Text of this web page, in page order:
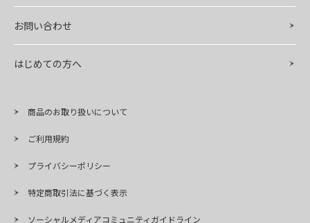
お問い合わせ
はじめての方へ
商品のお取り扱いについて
ご利用規約
プライバシーポリシー
特定商取引法に基づく表示
ソーシャルメディアコミュニティガイドライン